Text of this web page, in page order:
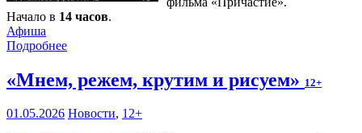
Начало в 14 часов.
Афиша
Подробнее
«Мнем, режем, крутим и рисуем» 12+
01.05.2026 Новости, 12+